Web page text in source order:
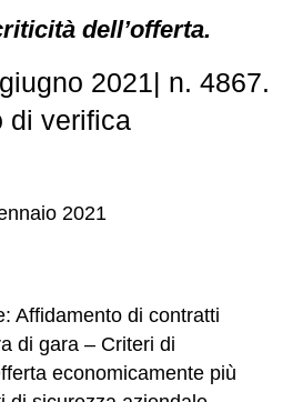
dell’offerta.
giugno 2021| n. 4867.
di verifica
2021
Affidamento di contratti
di gara – Criteri di
economicamente più